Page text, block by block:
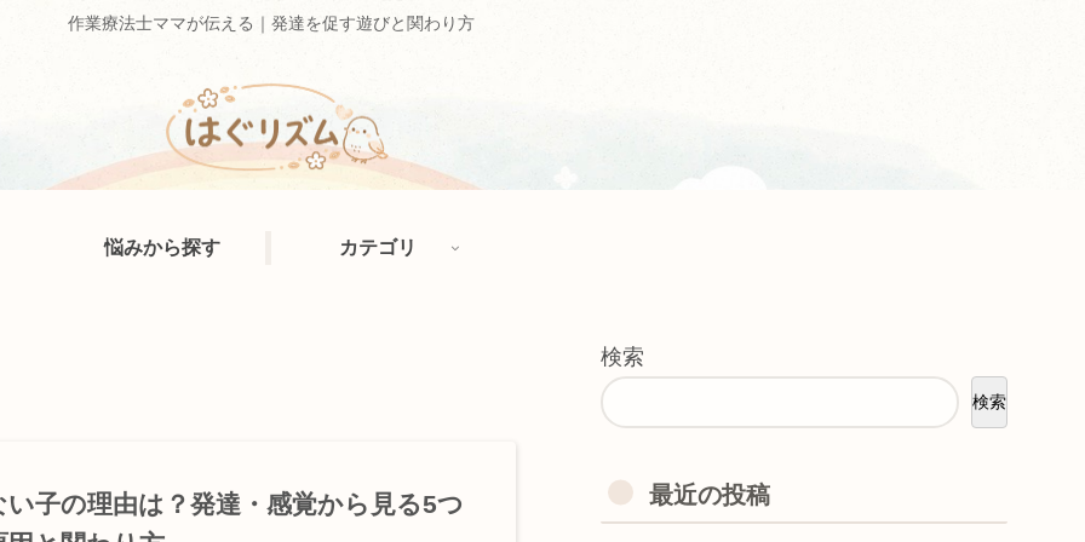
作業療法士ママが伝える｜発達を促す遊びと関わり方
悩みから探す カテゴリ
い子の理由は？発達・感覚から見る5つ
検索
検索
最近の投稿